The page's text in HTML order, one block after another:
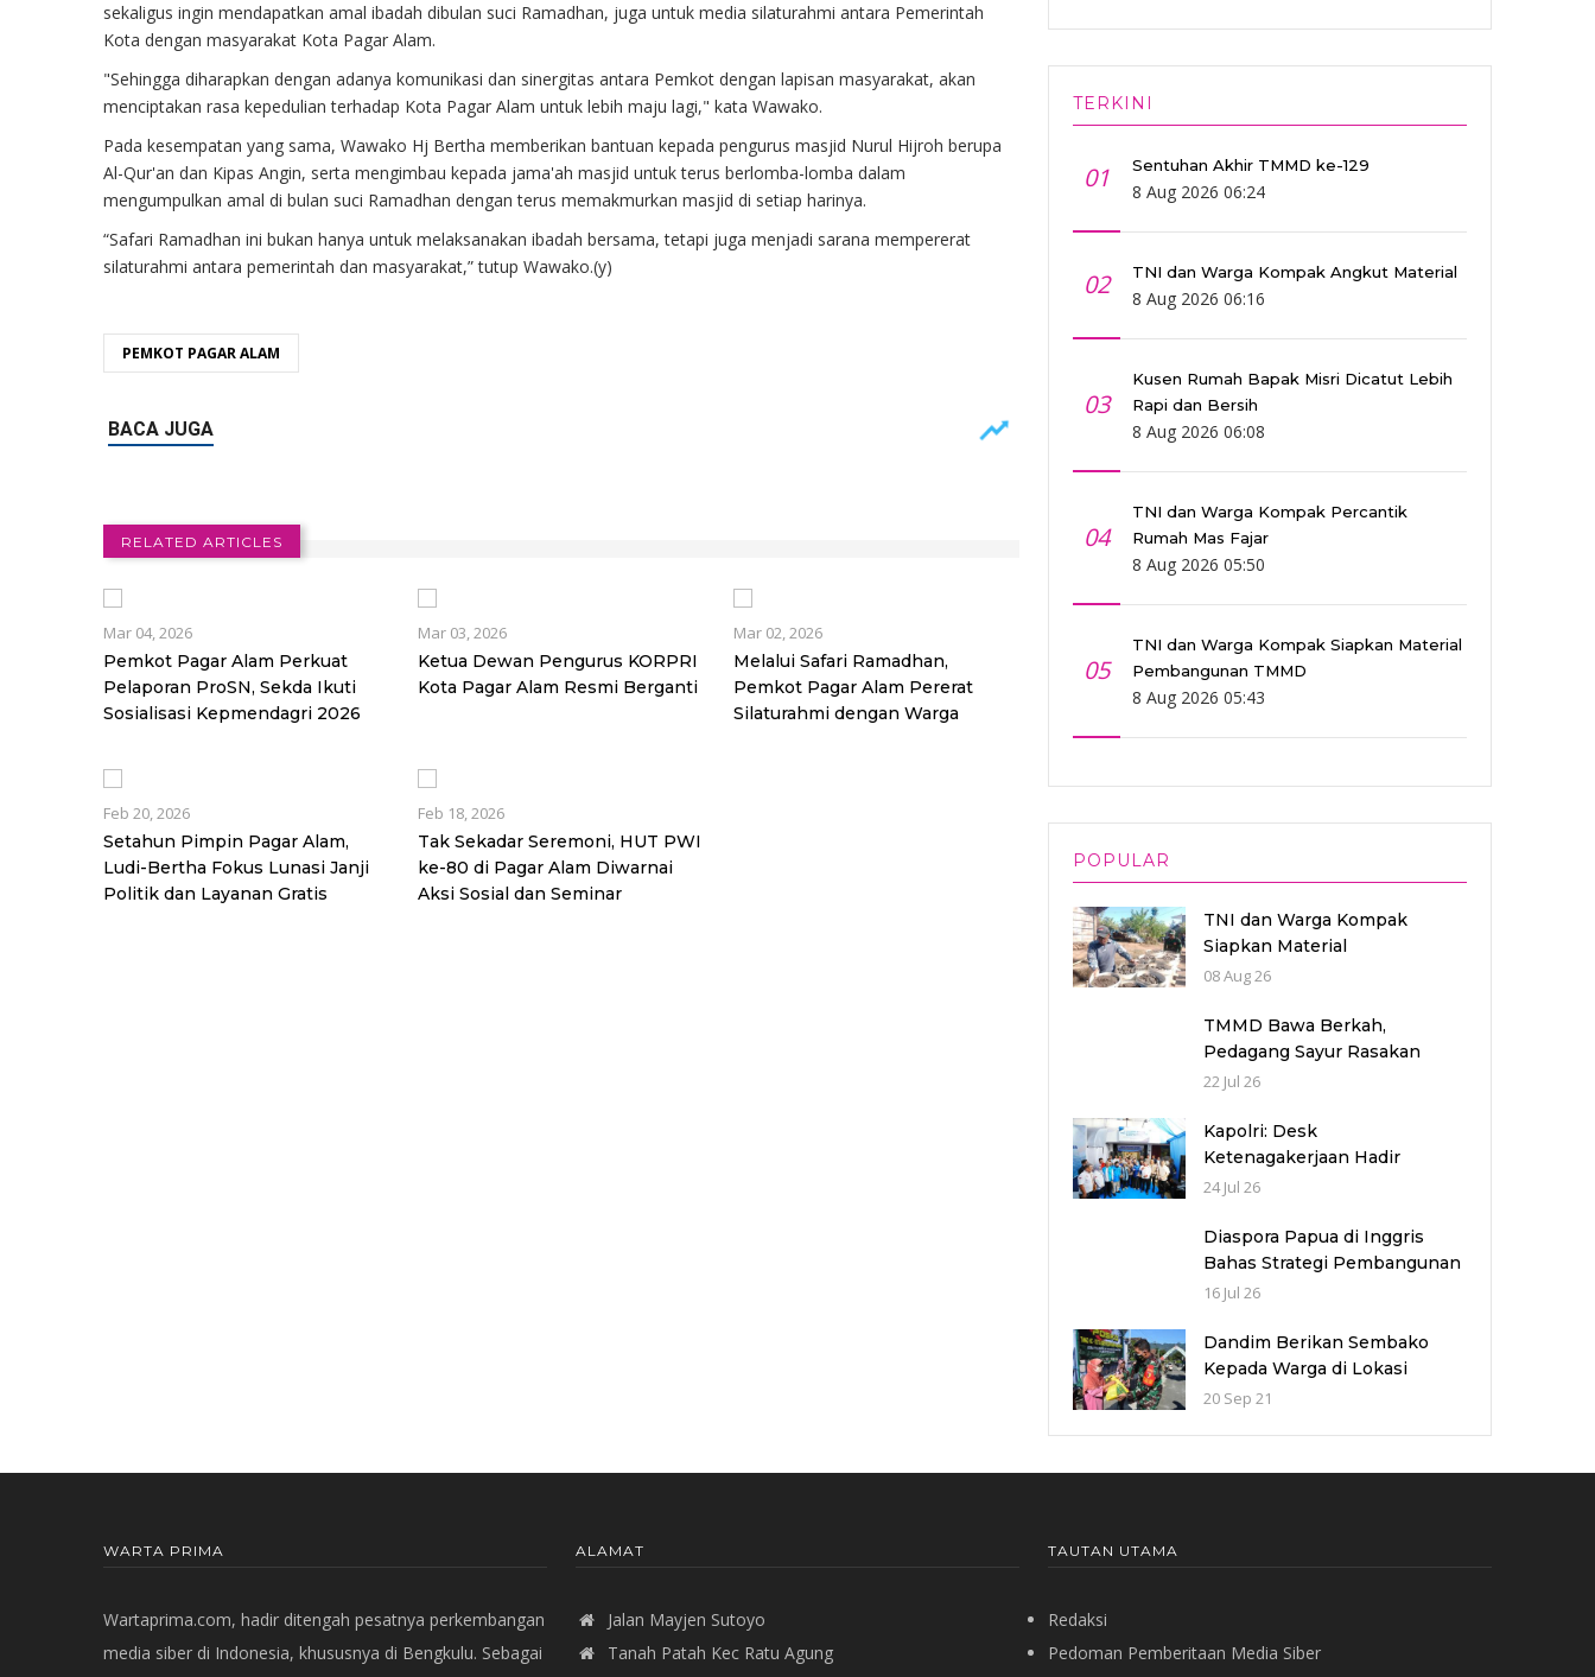
sekaligus ingin mendapatkan amal ibadah dibulan suci Ramadhan, juga untuk media silaturahmi antara Pemerintah
Kota dengan masyarakat Kota Pagar Alam.
"Sehingga diharapkan dengan adanya komunikasi dan sinergitas antara Pemkot dengan lapisan masyarakat, akan
menciptakan rasa kepedulian terhadap Kota Pagar Alam untuk lebih maju lagi," kata Wawako.
Pada kesempatan yang sama, Wawako Hj Bertha memberikan bantuan kepada pengurus masjid Nurul Hijroh berupa
Al-Qur'an dan Kipas Angin, serta mengimbau kepada jama'ah masjid untuk terus berlomba-lomba dalam
mengumpulkan amal di bulan suci Ramadhan dengan terus memakmurkan masjid di setiap harinya.
“Safari Ramadhan ini bukan hanya untuk melaksanakan ibadah bersama, tetapi juga menjadi sarana mempererat
silaturahmi antara pemerintah dan masyarakat,” tutup Wawako.(y)
PEMKOT PAGAR ALAM
RELATED ARTICLES
Mar 04, 2026
Pemkot Pagar Alam Perkuat
Pelaporan ProSN, Sekda Ikuti
Sosialisasi Kepmendagri 2026
Mar 03, 2026
Ketua Dewan Pengurus KORPRI
Kota Pagar Alam Resmi Berganti
Mar 02, 2026
Melalui Safari Ramadhan,
Pemkot Pagar Alam Pererat
Silaturahmi dengan Warga
Feb 20, 2026
Setahun Pimpin Pagar Alam,
Ludi-Bertha Fokus Lunasi Janji
Politik dan Layanan Gratis
Feb 18, 2026
Tak Sekadar Seremoni, HUT PWI
ke-80 di Pagar Alam Diwarnai
Aksi Sosial dan Seminar
TERKINI
01 Sentuhan Akhir TMMD ke-129
8 Aug 2026 06:24
02 TNI dan Warga Kompak Angkut Material
8 Aug 2026 06:16
03
Kusen Rumah Bapak Misri Dicatut Lebih
Rapi dan Bersih
8 Aug 2026 06:08
04
TNI dan Warga Kompak Percantik
Rumah Mas Fajar
8 Aug 2026 05:50
05
TNI dan Warga Kompak Siapkan Material
Pembangunan TMMD
8 Aug 2026 05:43
POPULAR
TNI dan Warga Kompak
Siapkan Material
Pembangunan TMMD
08 Aug 26
TMMD Bawa Berkah,
Pedagang Sayur Rasakan
Peningkatan Penjualan
22 Jul 26
Kapolri: Desk
Ketenagakerjaan Hadir
Berikan Solusi bagi Persoalan
24 Jul 26
Diaspora Papua di Inggris
Bahas Strategi Pembangunan
Papua bersama Mahasiswa
16 Jul 26
Dandim Berikan Sembako
Kepada Warga di Lokasi
TMMD
20 Sep 21
WARTA PRIMA
Wartaprima.com, hadir ditengah pesatnya perkembangan
media siber di Indonesia, khususnya di Bengkulu. Sebagai
ALAMAT
Jalan Mayjen Sutoyo
Tanah Patah Kec Ratu Agung
TAUTAN UTAMA
Redaksi
Pedoman Pemberitaan Media Siber